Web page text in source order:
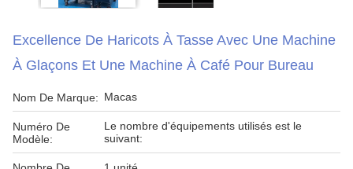
Excellence De Haricots À Tasse Avec Une Machine
À Glaçons Et Une Machine À Café Pour Bureau
Nom De Marque: Macas
Numéro De
Modèle:
Le nombre d'équipements utilisés est le
suivant: